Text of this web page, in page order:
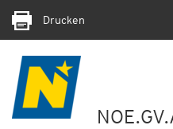
Drucken